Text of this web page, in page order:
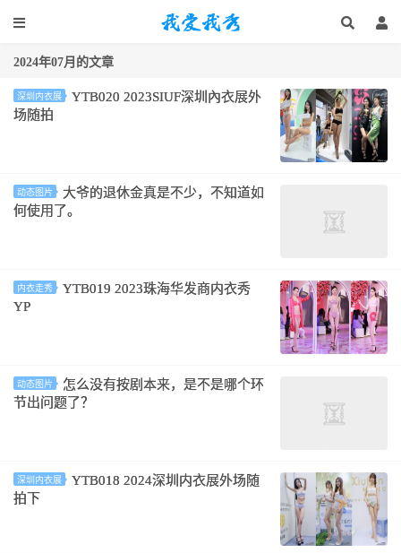
2024年07月的文章
深圳内衣展
YTB020 2023SIUF深圳內衣展外
场随拍
动态图片
大爷的退休金真是不少，不知道如
何使用了。
内衣走秀
YTB019 2023珠海华发商内衣秀
YP
动态图片
怎么没有按剧本来，是不是哪个环
节出问题了？
深圳内衣展
YTB018 2024深圳内衣展外场随
拍下